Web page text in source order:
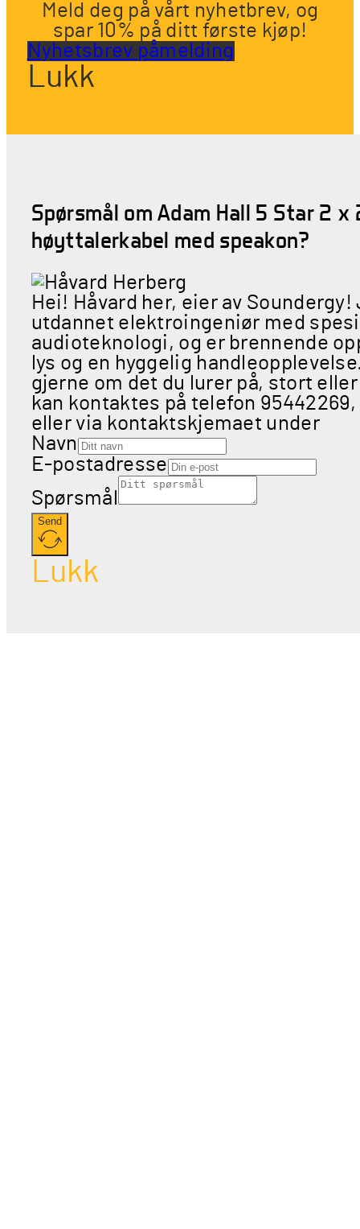
Meld deg på vårt nyhetbrev, og
spar 10% på ditt første kjøp!
Nyhetsbrev påmelding
Lukk
Spørsmål om Adam Hall 5 Star 2 x
høyttalerkabel med speakon?
Hei! Håvard her, eier av Soundergy!
utdannet elektroingeniør med
audioteknologi, og er brennende
lys og en hyggelig
gjerne om det du lurer på, stort
kan kontaktes på telefon
eller via kontaktskjemaet under
Navn
E-postadresse
Spørsmål
Send
Lukk